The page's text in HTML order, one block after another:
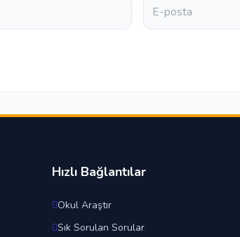
Hızlı Bağlantılar
Okul Araştır
Sık Sorulan Sorular